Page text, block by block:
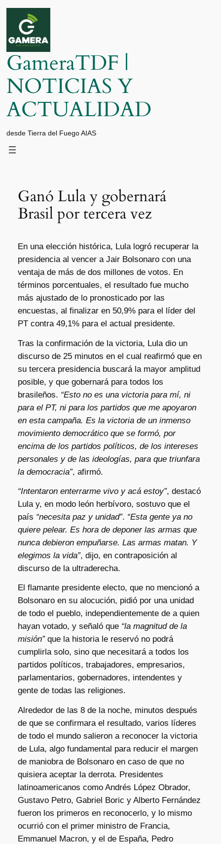
Saltar
contenido
GameraTDF |
NOTICIAS Y
ACTUALIDAD
desde Tierra del Fuego AIAS
Ganó Lula y gobernará
Brasil por tercera vez
En una elección histórica, Lula logró recuperar la
presidencia al vencer a Jair Bolsonaro con una
ventaja de más de dos millones de votos. En
términos porcentuales, el resultado fue mucho
más ajustado de lo pronosticado por las
encuestas, al finalizar en 50,9% para el líder del
PT contra 49,1% para el actual presidente.
Tras la confirmación de la victoria, Lula dio un
discurso de 25 minutos en el cual reafirmó que en
su tercera presidencia buscará la mayor amplitud
posible, y que gobernará para todos los
brasileños. “Esto no es una victoria para mí, ni
para el PT, ni para los partidos que me apoyaron
en esta campaña. Es la victoria de un inmenso
movimiento democrático que se formó, por
encima de los partidos políticos, de los intereses
personales y de las ideologías, para que triunfara
la democracia”, afirmó.
“Intentaron enterrarme vivo y acá estoy”, destacó
Lula y, en modo león herbívoro, sostuvo que el
país “necesita paz y unidad”. “Esta gente ya no
quiere pelear. Es hora de deponer las armas que
nunca debieron empuñarse. Las armas matan. Y
elegimos la vida”, dijo, en contraposición al
discurso de la ultraderecha.
El flamante presidente electo, que no mencionó a
Bolsonaro en su alocución, pidió por una unidad
de todo el pueblo, independientemente de a quien
hayan votado, y señaló que “la magnitud de la
misión”que la historia le reservó no podrá
cumplirla solo, sino que necesitará a todos los
partidos políticos, trabajadores, empresarios,
parlamentarios, gobernadores, intendentes y
gente de todas las religiones.
Alrededor de las 8 de la noche, minutos después
de que se confirmara el resultado, varios líderes
de todo el mundo salieron a reconocer la victoria
de Lula, algo fundamental para reducir el margen
de maniobra de Bolsonaro en caso de que no
quisiera aceptar la derrota. Presidentes
latinoamericanos como Andrés López Obrador,
Gustavo Petro, Gabriel Boric y Alberto Fernández
fueron los primeros en reconocerlo, y lo mismo
ocurrió con el primer ministro de Francia,
Emmanuel Macron, y el de España, Pedro